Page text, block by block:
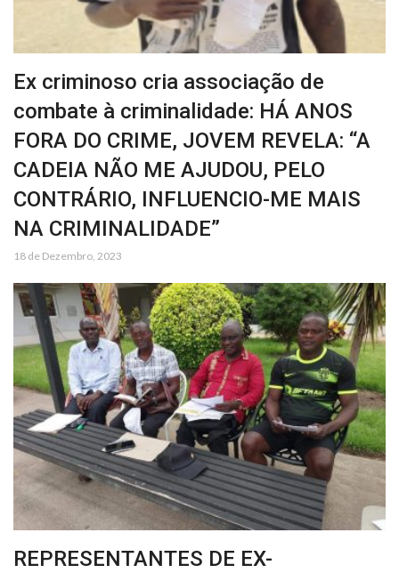
Ex criminoso cria associação de
combate à criminalidade: HÁ ANOS
FORA DO CRIME, JOVEM REVELA: “A
CADEIA NÃO ME AJUDOU, PELO
CONTRÁRIO, INFLUENCIO-ME MAIS
NA CRIMINALIDADE”
18 de Dezembro, 2023
REPRESENTANTES DE EX-